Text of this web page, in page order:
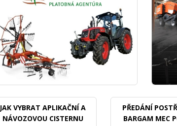
JAK VYBRAT APLIKAČNÍ A
NÁVOZOVOU CISTERNU
PŘEDÁNÍ
BARGAM MEC